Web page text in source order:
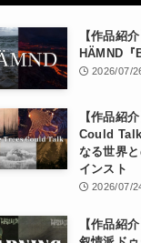
【作品紹介
HÄMND『
2026/07/
【作品紹
Could
なる世界
インスト
2026/07/
【作品紹